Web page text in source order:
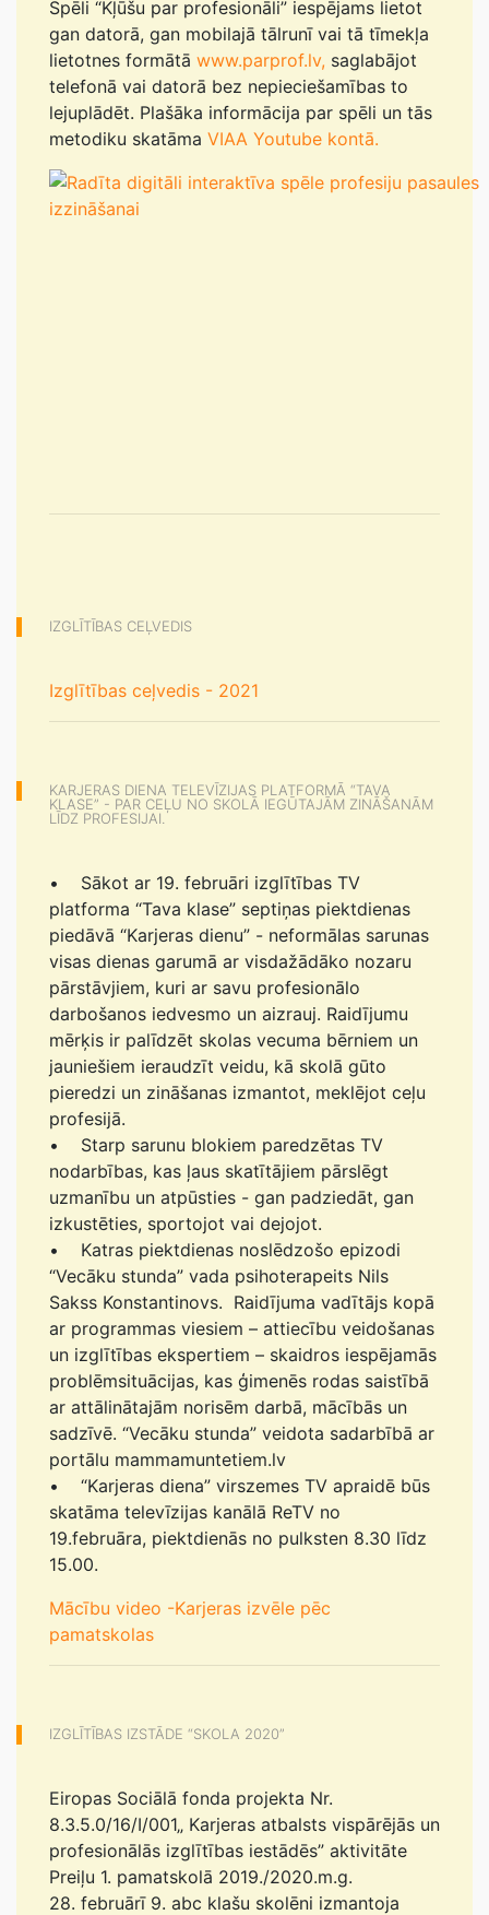
Spēli “Kļūšu par profesionāli” iespējams lietot
gan datorā, gan mobilajā tālrunī vai tā tīmekļa
lietotnes formātā www.parprof.lv, saglabājot
telefonā vai datorā bez nepieciešamības to
lejuplādēt. Plašāka informācija par spēli un tās
metodiku skatāma VIAA Youtube kontā.
IZGLĪTĪBAS CEĻVEDIS
Izglītības ceļvedis - 2021
KARJERAS DIENA TELEVĪZIJAS PLATFORMĀ “TAVA
KLASE” - PAR CEĻU NO SKOLĀ IEGŪTAJĀM ZINĀŠANĀM
LĪDZ PROFESIJAI.
• Sākot ar 19. februāri izglītības TV
platforma “Tava klase” septiņas piektdienas
piedāvā “Karjeras dienu” - neformālas sarunas
visas dienas garumā ar visdažādāko nozaru
pārstāvjiem, kuri ar savu profesionālo
darbošanos iedvesmo un aizrauj. Raidījumu
mērķis ir palīdzēt skolas vecuma bērniem un
jauniešiem ieraudzīt veidu, kā skolā gūto
pieredzi un zināšanas izmantot, meklējot ceļu
profesijā.
• Starp sarunu blokiem paredzētas TV
nodarbības, kas ļaus skatītājiem pārslēgt
uzmanību un atpūsties - gan padziedāt, gan
izkustēties, sportojot vai dejojot.
• Katras piektdienas noslēdzošo epizodi
“Vecāku stunda” vada psihoterapeits Nils
Sakss Konstantinovs. Raidījuma vadītājs kopā
ar programmas viesiem – attiecību veidošanas
un izglītības ekspertiem – skaidros iespējamās
problēmsituācijas, kas ģimenēs rodas saistībā
ar attālinātajām norisēm darbā, mācībās un
sadzīvē. “Vecāku stunda” veidota sadarbībā ar
portālu mammamuntetiem.lv
• “Karjeras diena” virszemes TV apraidē būs
skatāma televīzijas kanālā ReTV no
19.februāra, piektdienās no pulksten 8.30 līdz
15.00.
Mācību video -Karjeras izvēle pēc
pamatskolas
IZGLĪTĪBAS IZSTĀDE “SKOLA 2020”
Eiropas Sociālā fonda projekta Nr.
8.3.5.0/16/I/001„ Karjeras atbalsts vispārējās un
profesionālās izglītības iestādēs” aktivitāte
Preiļu 1. pamatskolā 2019./2020.m.g.
28. februārī 9. abc klašu skolēni izmantoja